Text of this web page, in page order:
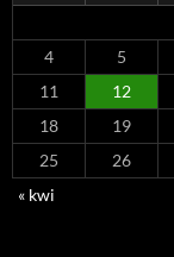
4
5
11
12
18
19
25
26
« kwi